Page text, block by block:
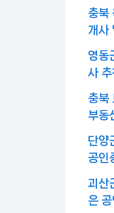
충북
개사
영동
사
충북
부동
단양
공인
괴산
은